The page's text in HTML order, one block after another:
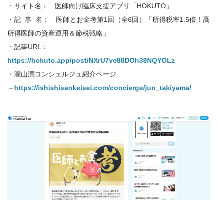
・サイト名： 医師向け臨床支援アプリ「HOKUTO」
・記 事 名： 医師とお金考第1回（全6回）「所得税率1.5倍！高
所得医師の資産運用＆節税戦略」
・記事URL：
https://hokuto.app/post/NXrU7vc88DOh38NQYOLz
・瀧山潤コンシェルジュ紹介ページ
→ https://ishishisankeisei.com/concierge/jun_takiyama/